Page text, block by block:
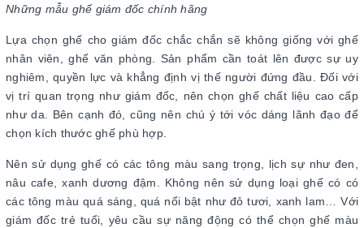
Những mẫu ghế giám đốc chính hãng
Lựa chọn ghế cho giám đốc chắc chắn sẽ không giống với ghế
nhân viên, ghế văn phòng. Sản phẩm cần toát lên được sự uy
nghiêm, quyền lực và khẳng định vị thế người đứng đầu. Đối với
vị trí quan trọng như giám đốc, nên chọn ghế chất liệu cao cấp
như da. Bên cạnh đó, cũng nên chú ý tới vóc dáng lãnh đạo để
chọn kích thước ghế phù hợp.
Nên sử dụng ghế có các tông màu sang trọng, lịch sự như đen,
nâu cafe, xanh dương đậm. Không nên sử dụng loại ghế có có
các tông màu quá sáng, quá nổi bật như đỏ tươi, xanh lam… Với
giám đốc trẻ tuổi, yêu cầu sự năng động có thể chọn ghế màu